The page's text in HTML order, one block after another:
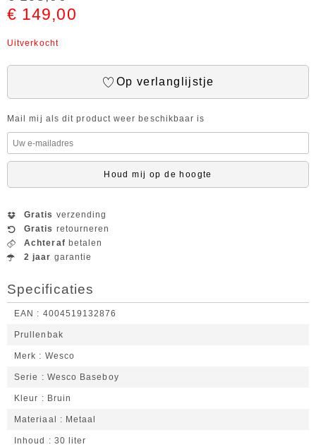
€ 149,00
Uitverkocht
Op verlanglijstje
Mail mij als dit product weer beschikbaar is
Houd mij op de hoogte
Gratis verzending
Gratis retourneren
Achteraf betalen
2 jaar garantie
Specificaties
EAN 4004519132876
Prullenbak
Merk Wesco
Serie Wesco Baseboy
Kleur Bruin
Materiaal Metaal
Inhoud 30 liter